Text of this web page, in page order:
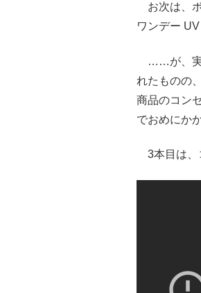
お次は、
ワンデー UV
……が、実
れたものの
商品のコン
でおめにか
3本目は、